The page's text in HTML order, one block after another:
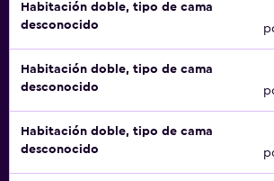
Habitación doble, tipo de cama
desconocido
Habitación doble, tipo de cama
desconocido
Habitación doble, tipo de cama
desconocido